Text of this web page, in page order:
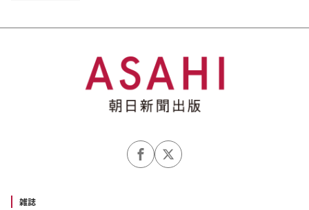
社。15年の韓日慰安婦合意に基づき発足した「和解・癒
客員研究員。著書に『日本を書く』、『朝鮮通信使 韓国
の中の今日』（ともに2017年）、『ジャパンウォチャー
― 誰が日本を見ているのか』（2021年、すべて未邦
訳・箱田哲也（はこだ・てつや）／1988年4月、朝日新聞
県）などを経て、97年から沖縄・那覇支局で在日米軍問
雑誌